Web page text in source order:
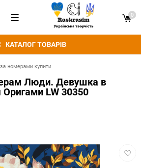
КАТАЛОГ ТОВАРІВ
0
номерами купити
Люди. Девушка в
LW 30350